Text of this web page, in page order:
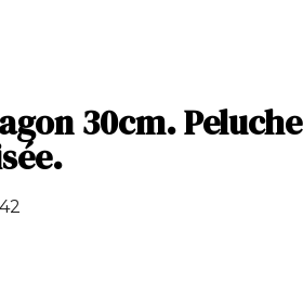
30cm. Peluche